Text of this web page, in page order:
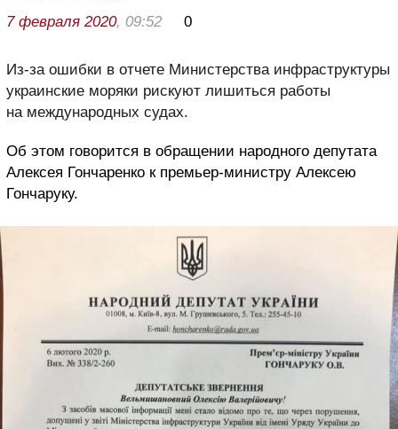
7 февраля 2020, 09:52 0
Из-за ошибки в отчете Министерства инфраструктуры
украинские моряки рискуют лишиться работы
на международных судах.
Об этом говорится в обращении народного депутата
Алексея Гончаренко к премьер-министру Алексею
Гончаруку.